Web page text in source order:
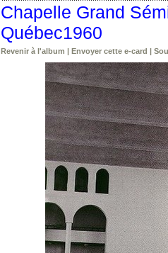
Chapelle Grand
Québec1960
Revenir à l'album | Envoyer cette e-card |